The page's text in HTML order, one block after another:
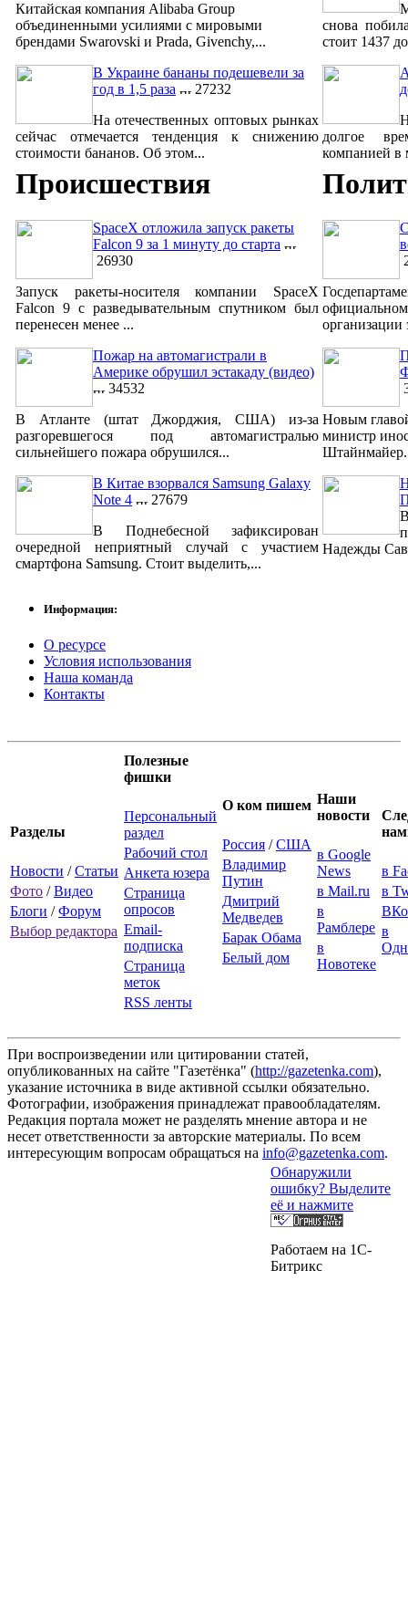
Китайская компания Alibaba Group
объединенными усилиями с мировыми
брендами Swarovski и Prada, Givenchy,...
В Украине бананы подешевели за
год в 1,5 раза
27232
На отечественных оптовых рынках
сейчас отмечается тенденция к снижению
стоимости бананов. Об этом...
снова
стоит 1437
долгое
компанией в
Происшествия
SpaceX отложила запуск ракеты
Falcon 9 за 1 минуту до старта
26930
Запуск ракеты-носителя компании SpaceX
Falcon 9 с разведывательным спутником был
перенесен менее ...
Пожар на автомагистрали в
Америке обрушил эстакаду (видео)
34532
В Атланте (штат Джорджия, США) из-за
разгоревшегося под автомагистралью
сильнейшего пожара обрушился...
В Китае взорвался Samsung Galaxy
Note 4
27679
В Поднебесной зафиксирован
очередной неприятный случай с участием
смартфона Samsung. Стоит выделить,...
организации
Новым
министр
Надежды
Информация:
О ресурсе
Условия использования
Наша команда
Контакты
Разделы
Новости /Статьи
Фото /Видео
Блоги /Форум
Выбор редактора
Полезные
фишки
Персональный
раздел
Рабочий стол
Анкета юзера
Страница
опросов
Email-
подписка
Страница
меток
RSS ленты
О ком пишем
Россия /США
Владимир
Путин
Дмитрий
Медведев
Барак Обама
Белый дом
Наши
новости
в Google
News
в Mail.ru
в
Рамблере
в
Новотеке
в
в
в
При воспроизведении или цитировании статей,
опубликованных на сайте "Газетёнка" (http://gazetenka.com),
указание источника в виде активной ссылки обязательно.
Фотографии, изображения принадлежат правообладателям.
Редакция портала может не разделять мнение автора и не
несет ответственности за авторские материалы. По всем
интересующим вопросам обращаться на info@gazetenka.com.
Обнаружили
ошибку? Выделите
её и нажмите
Работаем на 1C-
Битрикс